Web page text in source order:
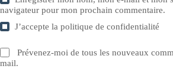
navigateur pour mon prochain commentaire.
J’accepte lapolitique de confidentialité
Prévenez-moi de tous les nouveaux
mail.